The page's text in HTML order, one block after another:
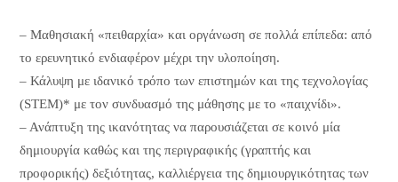
– Μαθησιακή «πειθαρχία» και οργάνωση σε πολλά επίπεδα: από
το ερευνητικό ενδιαφέρον μέχρι την υλοποίηση.
– Κάλυψη με ιδανικό τρόπο των επιστημών και της τεχνολογίας
(STEM)* με τον συνδυασμό της μάθησης με το «παιχνίδι».
– Ανάπτυξη της ικανότητας να παρουσιάζεται σε κοινό μία
δημιουργία καθώς και της περιγραφικής (γραπτής και
προφορικής) δεξιότητας, καλλιέργεια της δημιουργικότητας των